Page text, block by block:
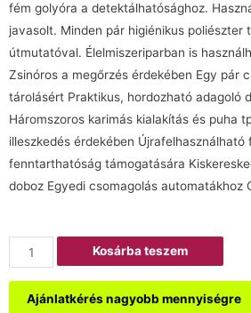
fém golyóra a detektálhatósághoz.
javasolt. Minden pár higiénikus poliészter
útmutatóval. Élelmiszeriparban is
Zsinóros a megőrzés érdekében Egy pár
tárolásért Praktikus, hordozható adagoló
Háromszoros karimás kialakítás és puha
illeszkedés érdekében Újrafelhasználható
fenntarthatóság támogatására
doboz Egyedi csomagolás automatákhoz
Kosárba teszem
Ajánlatkérés nagyobb mennyiségre